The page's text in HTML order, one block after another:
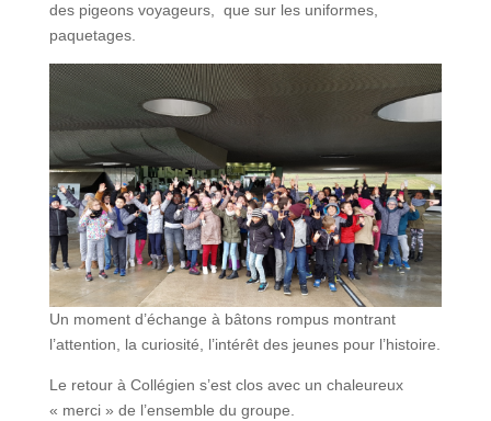
des pigeons voyageurs, que sur les uniformes,
paquetages.
Un moment d’échange à bâtons rompus montrant
l’attention, la curiosité, l’intérêt des jeunes pour l’histoire.
Le retour à Collégien s’est clos avec un chaleureux
« merci » de l’ensemble du groupe.